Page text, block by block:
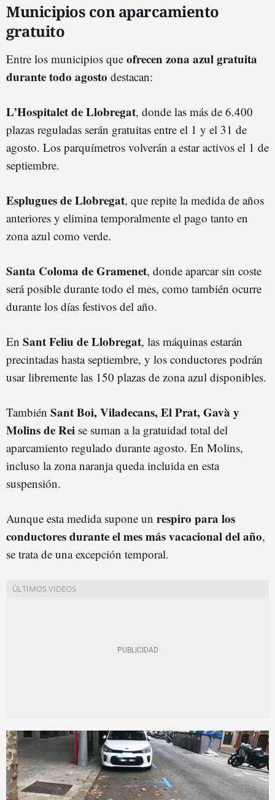
Municipios con aparcamiento
gratuito
Entre los municipios que ofrecen zona azul gratuita
durante todo agosto destacan:
L’Hospitalet de Llobregat, donde las más de 6.400
plazas reguladas serán gratuitas entre el 1 y el 31 de
agosto. Los parquímetros volverán a estar activos el 1 de
septiembre.
Esplugues de Llobregat, que repite la medida de años
anteriores y elimina temporalmente el pago tanto en
zona azul como verde.
Santa Coloma de Gramenet, donde aparcar sin coste
será posible durante todo el mes, como también ocurre
durante los días festivos del año.
En Sant Feliu de Llobregat, las máquinas estarán
precintadas hasta septiembre, y los conductores podrán
usar libremente las 150 plazas de zona azul disponibles.
También Sant Boi, Viladecans, El Prat, Gavà y
Molins de Rei se suman a la gratuidad total del
aparcamiento regulado durante agosto. En Molins,
incluso la zona naranja queda incluida en esta
suspensión.
Aunque esta medida supone un respiro para los
conductores durante el mes más vacacional del año,
se trata de una excepción temporal.